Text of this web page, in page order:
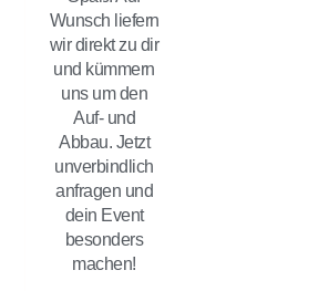
Wunsch liefern
wir direkt zu dir
und kümmern
uns um den
Auf- und
Abbau. Jetzt
unverbindlich
anfragen und
dein Event
besonders
machen!